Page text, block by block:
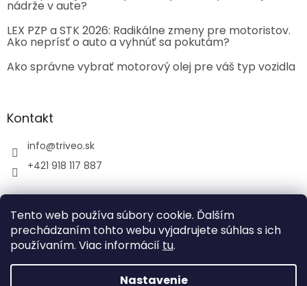
Tento web používa súbory cookie. Ďalším
prechádzaním tohto webu vyjadrujete súhlas s ich
používaním. Viac informácií tu.
Nastavenie
nádrže v aute?
LEX PZP a STK 2026: Radikálne zmeny pre motoristov.
Ako neprísť o auto a vyhnúť sa pokutám?
Ako správne vybrať motorový olej pre váš typ vozidla
Kontakt
info@triveo.sk
+421 918 117 887
Vytvoril Shoptet